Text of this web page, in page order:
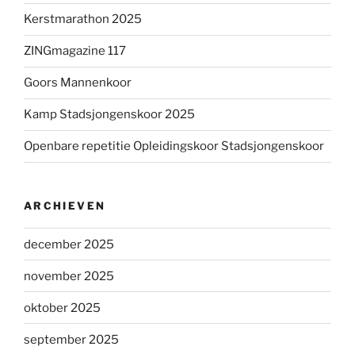
Kerstmarathon 2025
ZINGmagazine 117
Goors Mannenkoor
Kamp Stadsjongenskoor 2025
Openbare repetitie Opleidingskoor Stadsjongenskoor
ARCHIEVEN
december 2025
november 2025
oktober 2025
september 2025